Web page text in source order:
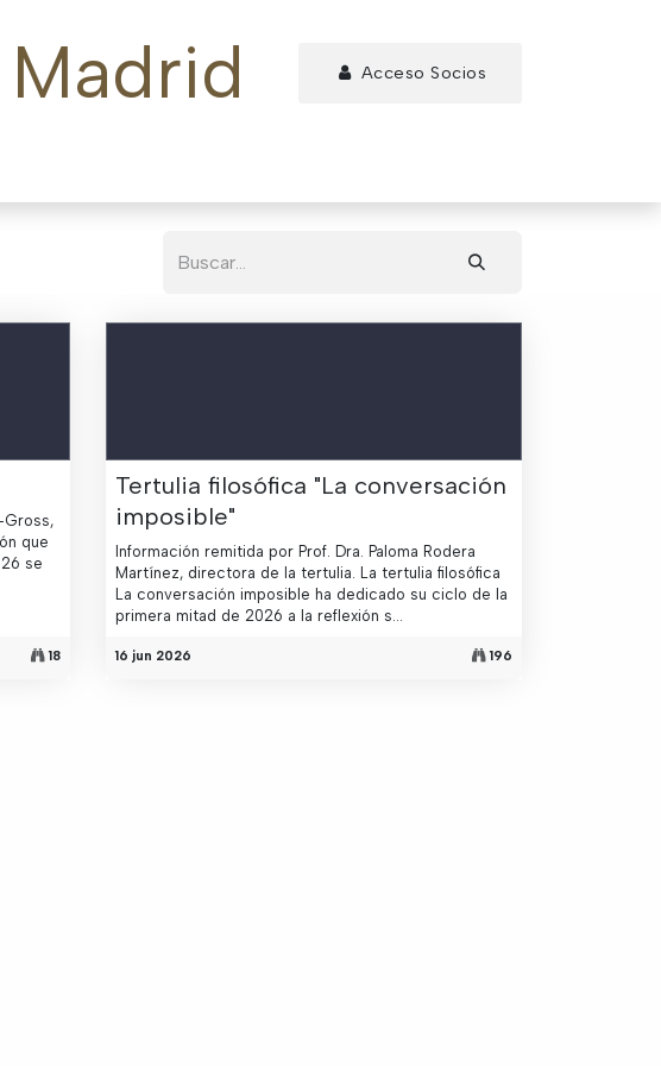
Acceso Socios
Gross,
que
se
18
Tertulia filosófica "La conversación
imposible"
Información remitida por Prof. Dra. Paloma Rodera
Martínez, directora de la tertulia. La tertulia filosófica
La conversación imposible ha dedicado su ciclo de la
primera mitad de 2026 a la reflexión s...
16 jun 2026 196